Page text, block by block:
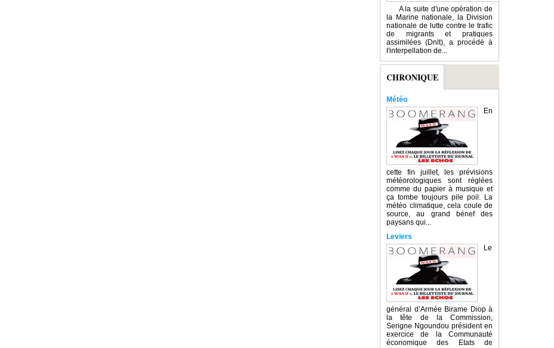
A la suite d'une opération de
la Marine nationale, la Division
nationale de lutte contre le trafic
de migrants et pratiques
assimilées (Dnlt), a procédé à
l'interpellation de...
CHRONIQUE
Météo
En
cette fin juillet, les prévisions
météorologiques sont réglées
comme du papier à musique et
ça tombe toujours pile poil. La
météo climatique, cela coule de
source, au grand bénef des
paysans qui...
Leviers
Le
général d’Armée Birame Diop à
la tête de la Commission,
Serigne Ngoundou président en
exercice de la Communauté
économique des Etats de